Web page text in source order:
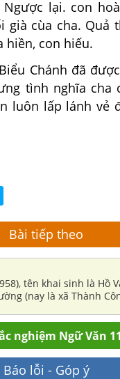
lại. con
già cùa cha. Quả
hiền, con hiếu.
Chánh đã
tình nghĩa cha
luôn lấp lánh vẻ
Bài tiếp theo
tên khai sinh là Hồ
(nay là xã Thành
có điều kiện hiểu kĩ
nghiệm Ngữ Văn
Báo lỗi - Góp ý